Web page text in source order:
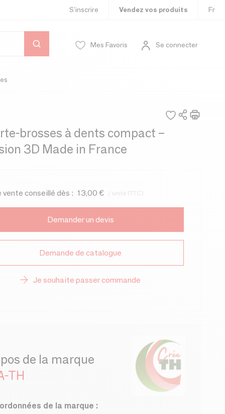
S’inscrire Vendez vos produits Fr
Mes Favoris Se connecter
brosses à dents compact –
3D Made in France
vente conseillé dès : 13,00 € / unité (TTC)
Demander un devis
Demande de catalogue
Je souhaite passer commande
de la marque
TH
de la marque :